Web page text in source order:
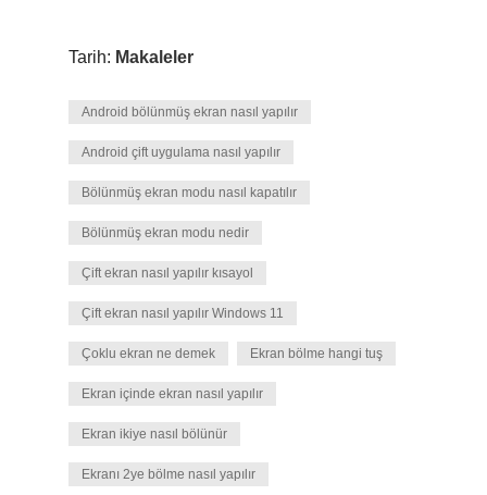
Tarih: Makaleler
Android bölünmüş ekran nasıl yapılır
Android çift uygulama nasıl yapılır
Bölünmüş ekran modu nasıl kapatılır
Bölünmüş ekran modu nedir
Çift ekran nasıl yapılır kısayol
Çift ekran nasıl yapılır Windows 11
Çoklu ekran ne demek Ekran bölme hangi tuş
Ekran içinde ekran nasıl yapılır
Ekran ikiye nasıl bölünür
Ekranı 2ye bölme nasıl yapılır